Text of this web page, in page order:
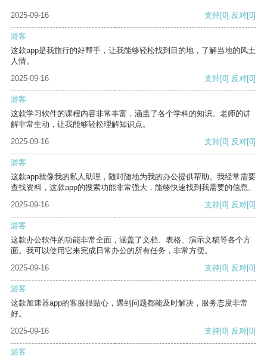
2025-09-16 支持[0] 反对[0]
游客
这款app是我旅行的好帮手，让我能够轻松找到目的地，了解当地的风土
人情。
2025-09-16
支持[0] 反对[0]
游客
这款学习软件的课程内容非常丰富，涵盖了各个学科的知识。老师的讲
解非常生动，让我能够轻松理解知识点。
2025-09-16
支持[0] 反对[0]
游客
这款app就像我的私人助理，随时随地为我的办公提供帮助。我经常需要
查找资料，这款app的搜索功能非常强大，能够快速找到我需要的信息。
2025-09-16
支持[0] 反对[0]
游客
这款办公软件的功能非常全面，涵盖了文档、表格、演示文稿等各个方
面。我可以使用它来完成日常办公的所有任务，非常方便。
2025-09-16
支持[0] 反对[0]
游客
这款加速器app的客服很贴心，遇到问题都能及时解决，服务态度非常
好。
2025-09-16
支持[0] 反对[0]
游客